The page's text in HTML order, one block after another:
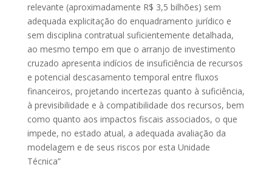
relevante (aproximadamente R$ 3,5 bilhões) sem
adequada explicitação do enquadramento jurídico e
sem disciplina contratual suficientemente detalhada,
ao mesmo tempo em que o arranjo de investimento
cruzado apresenta indícios de insuficiência de recursos
e potencial descasamento temporal entre fluxos
financeiros, projetando incertezas quanto à suficiência,
à previsibilidade e à compatibilidade dos recursos, bem
como quanto aos impactos fiscais associados, o que
impede, no estado atual, a adequada avaliação da
modelagem e de seus riscos por esta Unidade
Técnica”